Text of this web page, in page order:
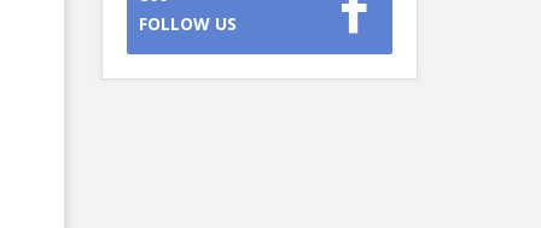
FOLLOW US